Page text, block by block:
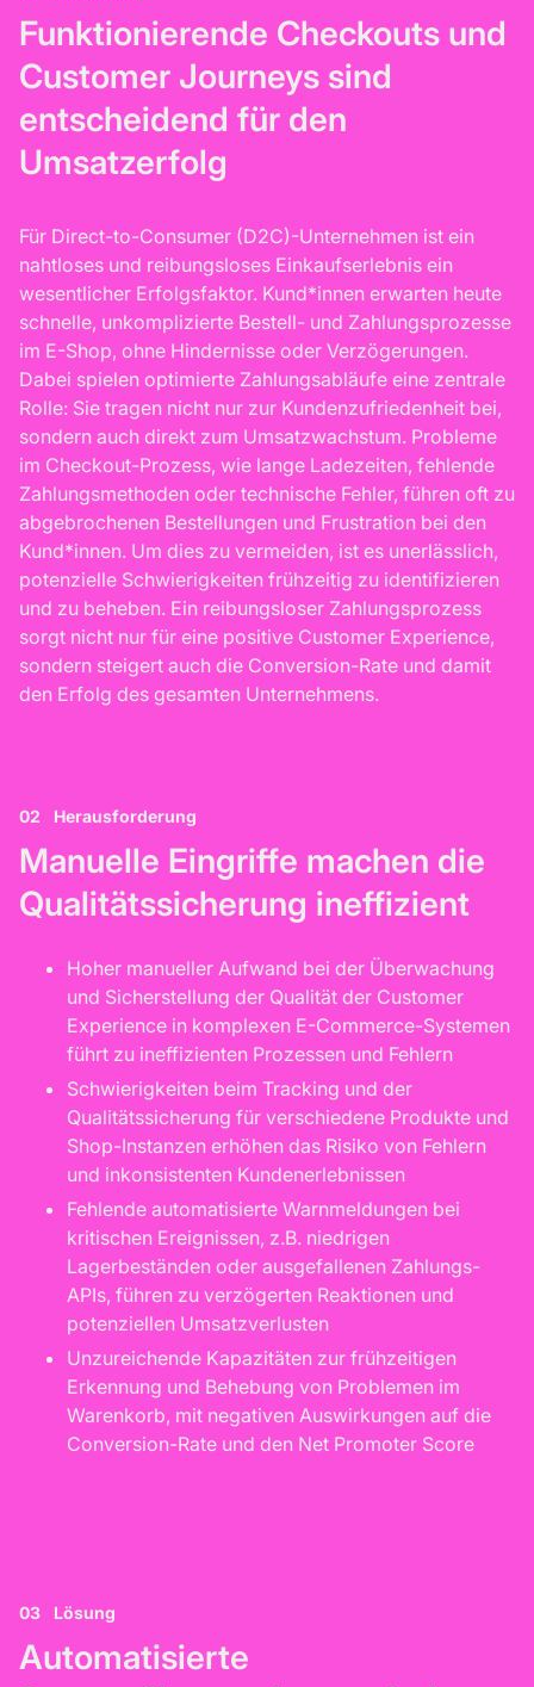
Funktionierende Checkouts und
Customer Journeys sind
entscheidend für den
Umsatzerfolg
Für Direct-to-Consumer (D2C)-Unternehmen ist ein
nahtloses und reibungsloses Einkaufserlebnis ein
wesentlicher Erfolgsfaktor. Kund*innen erwarten heute
schnelle, unkomplizierte Bestell- und Zahlungsprozesse
im E-Shop, ohne Hindernisse oder Verzögerungen.
Dabei spielen optimierte Zahlungsabläufe eine zentrale
Rolle: Sie tragen nicht nur zur Kundenzufriedenheit bei,
sondern auch direkt zum Umsatzwachstum. Probleme
im Checkout-Prozess, wie lange Ladezeiten, fehlende
Zahlungsmethoden oder technische Fehler, führen oft zu
abgebrochenen Bestellungen und Frustration bei den
Kund*innen. Um dies zu vermeiden, ist es unerlässlich,
potenzielle Schwierigkeiten frühzeitig zu identifizieren
und zu beheben. Ein reibungsloser Zahlungsprozess
sorgt nicht nur für eine positive Customer Experience,
sondern steigert auch die Conversion-Rate und damit
den Erfolg des gesamten Unternehmens.
02 Herausforderung
Manuelle Eingriffe machen die
Qualitätssicherung ineffizient
Hoher manueller Aufwand bei der Überwachung
und Sicherstellung der Qualität der Customer
Experience in komplexen E-Commerce-Systemen
führt zu ineffizienten Prozessen und Fehlern
Schwierigkeiten beim Tracking und der
Qualitätssicherung für verschiedene Produkte und
Shop-Instanzen erhöhen das Risiko von Fehlern
und inkonsistenten Kundenerlebnissen
Fehlende automatisierte Warnmeldungen bei
kritischen Ereignissen, z.B. niedrigen
Lagerbeständen oder ausgefallenen Zahlungs-
APIs, führen zu verzögerten Reaktionen und
potenziellen Umsatzverlusten
Unzureichende Kapazitäten zur frühzeitigen
Erkennung und Behebung von Problemen im
Warenkorb, mit negativen Auswirkungen auf die
Conversion-Rate und den Net Promoter Score
03 Lösung
Automatisierte